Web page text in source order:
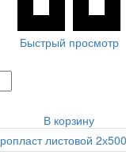
Быстрый просмотр
В корзину